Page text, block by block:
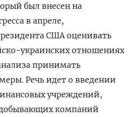
был внесен на
в апреле,
США оценивать
украинских отношениях
принимать
Речь идет о введении
учреждений,
компаний